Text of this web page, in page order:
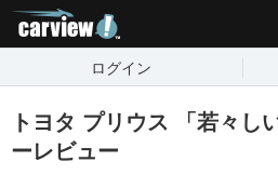
ログイン
トヨタ プリウス 「若々し
ーレビュー